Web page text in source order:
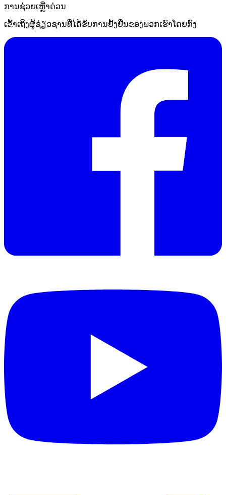
ການຊ່ວຍເຫຼືໍາດ່ວນ
ເຂົ້າເຖິງຜູ້ຊ່ຽວຊານທີ່ໄດ້ຮັບການຢັ້ງຢືນຂອງພວກເຮົາໂດຍກົງ